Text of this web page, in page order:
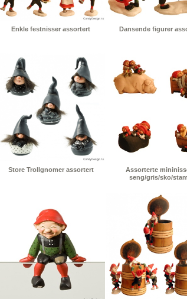
Enkle festnisser assortert Dansende figurer
Store Trollgnomer assortert
Assorterte
seng/gris/sko/